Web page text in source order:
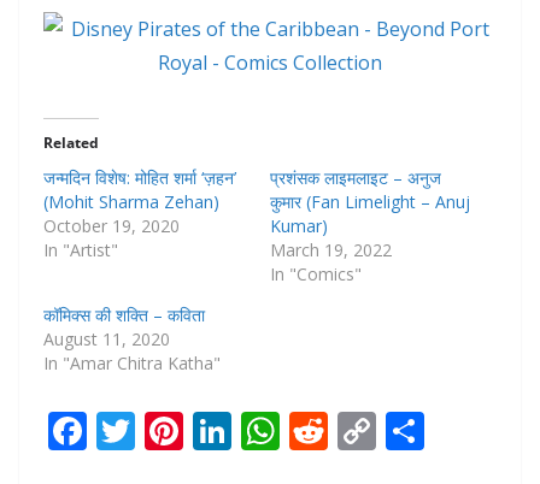
Related
जन्मदिन विशेष: मोहित शर्मा ‘ज़हन’
(Mohit Sharma Zehan)
October 19, 2020
In "Artist"
प्रशंसक लाइमलाइट – अनुज
कुमार (Fan Limelight – Anuj
Kumar)
March 19, 2022
In "Comics"
कॉमिक्स की शक्ति – कविता
August 11, 2020
In "Amar Chitra Katha"
F T Pi Li W R C